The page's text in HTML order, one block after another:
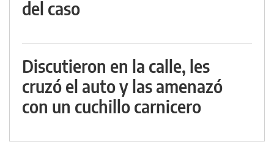
del caso
Discutieron en la calle, les
cruzó el auto y las amenazó
con un cuchillo carnicero